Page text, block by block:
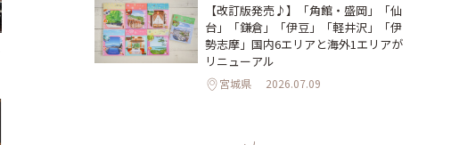
【改訂版発売♪】「角館・盛岡」「仙
台」「鎌倉」「伊豆」「軽井沢」「伊
勢志摩」国内6エリアと海外1エリアが
リニューアル
宮城県 2026.07.09